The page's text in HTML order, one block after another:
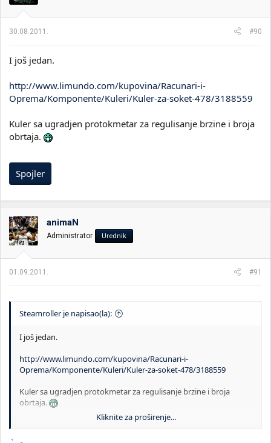
30.08.2011. #90
I još jedan.
http://www.limundo.com/kupovina/Racunari-i-
Oprema/Komponente/Kuleri/Kuler-za-soket-478/3188559
Kuler sa ugradjen protokmetar za regulisanje brzine i broja
obrtaja.
Spojler
animaN
Administrator Urednik
01.09.2011. #91
Steamroller je napisao(la):
I još jedan.
http://www.limundo.com/kupovina/Racunari-i-
Oprema/Komponente/Kuleri/Kuler-za-soket-478/3188559
Kuler sa ugradjen protokmetar za regulisanje brzine i broja
obrtaja.
Kliknite za proširenje...